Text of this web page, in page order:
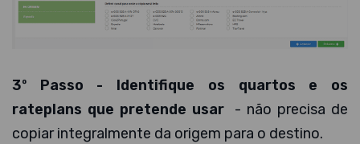
3º Passo - Identifique os quartos e os
rateplans que pretende usar- não precisa de
copiar integralmente da origem para o destino.